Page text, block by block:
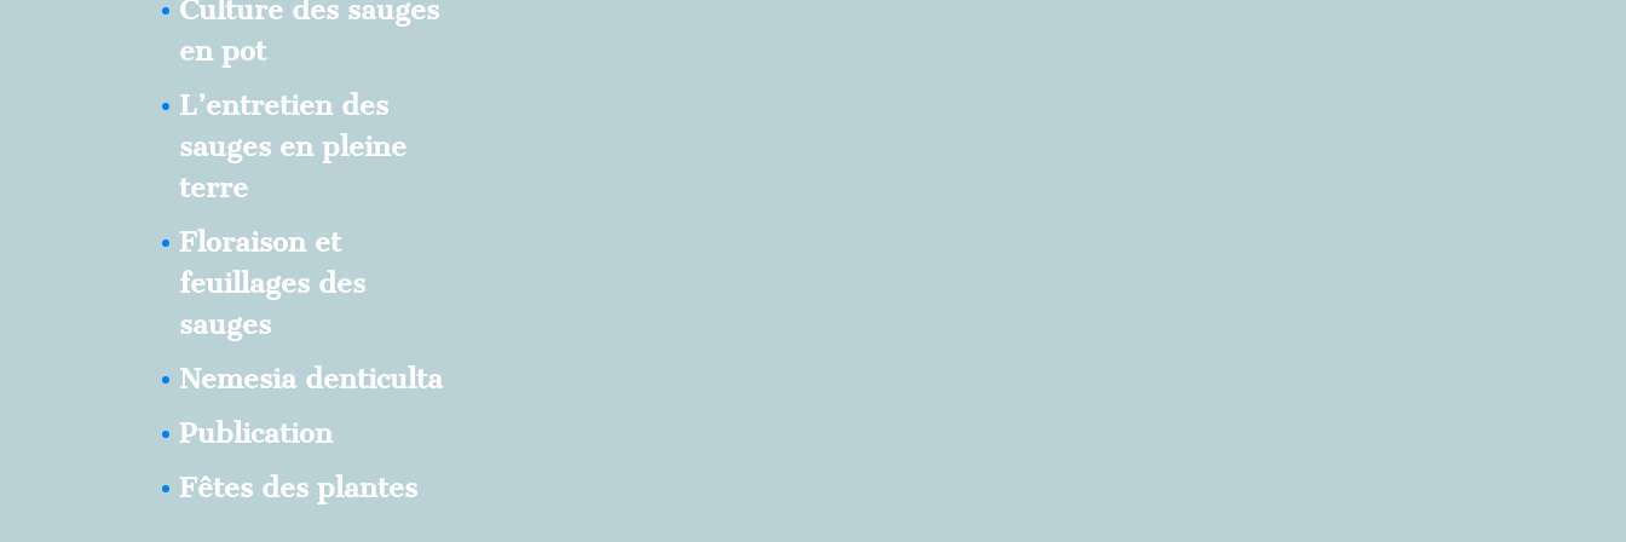
Culture des sauges
en pot
L’entretien des
sauges en pleine
terre
Floraison et
feuillages des
sauges
Nemesia denticulta
Publication
Fêtes des plantes